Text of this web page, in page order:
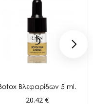
Βλεφαρίδων 5 ml.
20.42 €